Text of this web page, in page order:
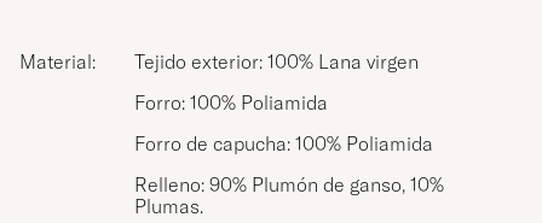
Material:
Tejido exterior: 100% Lana virgen
Forro: 100% Poliamida
Forro de capucha: 100% Poliamida
Relleno: 90% Plumón de ganso, 10%
Plumas.